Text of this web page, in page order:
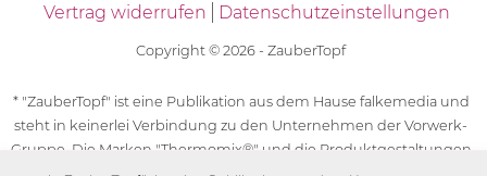
Vertrag widerrufen
Datenschutzeinstellungen
Copyright © 2026 - ZauberTopf
* "ZauberTopf" ist eine Publikation aus dem Hause falkemedia und
steht in keinerlei Verbindung zu den Unternehmen der Vorwerk-
Gruppe. Die Marken "Thermomix®" und die Produktgestaltungen